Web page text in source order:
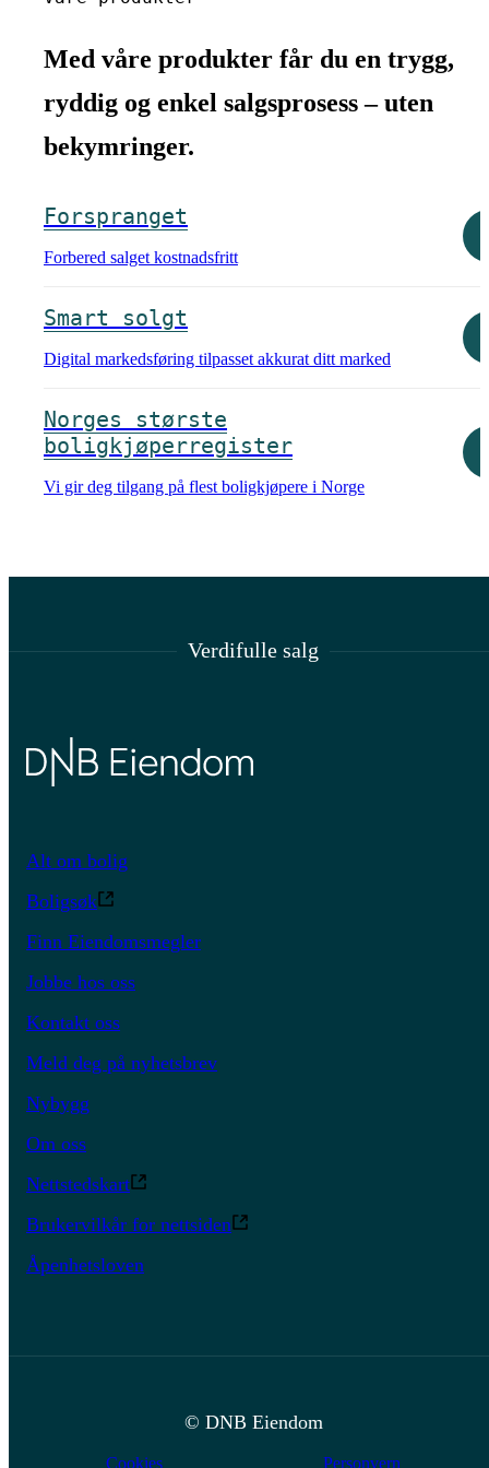
Med våre produkter får du en trygg,
ryddig og enkel salgsprosess – uten
bekymringer.
Forspranget
Forbered salget kostnadsfritt
Smart solgt
Digital markedsføring tilpasset akkurat ditt marked
Norges største
boligkjøperregister
Vi gir deg tilgang på flest boligkjøpere i Norge
Verdifulle salg
Alt om bolig
Boligsøk
Finn Eiendomsmegler
Jobbe hos oss
Kontakt oss
Meld deg på nyhetsbrev
Nybygg
Om oss
Nettstedskart
Brukervilkår for nettsiden
Åpenhetsloven
© DNB Eiendom
Cookies Personvern